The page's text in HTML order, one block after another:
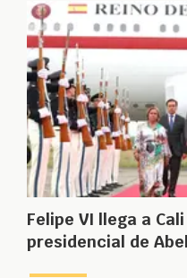
Felipe VI llega a
presidencial de